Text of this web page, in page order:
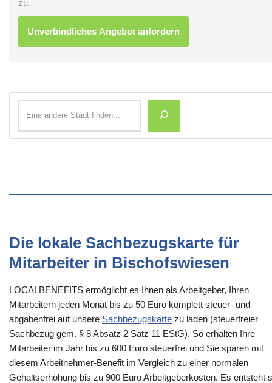
zu.
Die lokale Sachbezugskarte für
Mitarbeiter in Bischofswiesen
LOCALBENEFITS ermöglicht es Ihnen als Arbeitgeber, Ihren
Mitarbeitern jeden Monat bis zu 50 Euro komplett steuer- und
abgabenfrei auf unsere Sachbezugskarte zu laden (steuerfreier
Sachbezug gem. § 8 Absatz 2 Satz 11 EStG). So erhalten Ihre
Mitarbeiter im Jahr bis zu 600 Euro steuerfrei und Sie sparen mit
diesem Arbeitnehmer-Benefit im Vergleich zu einer normalen
Gehaltserhöhung bis zu 900 Euro Arbeitgeberkosten. Es entsteht